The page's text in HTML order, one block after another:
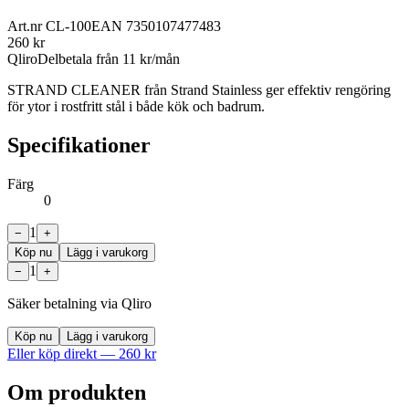
Art.nrCL-100EAN 7350107477483
260 kr
QliroDelbetala från 11 kr/mån
STRAND CLEANER från Strand Stainless ger effektiv rengöring
för ytor i rostfritt stål i både kök och badrum.
Specifikationer
Färg
0
− 1
+
Köp nu
Lägg i varukorg
−
1 +
Säker betalning via Qliro
Köp nu Lägg i varukorg
Eller köp direkt — 260 kr
Om produkten